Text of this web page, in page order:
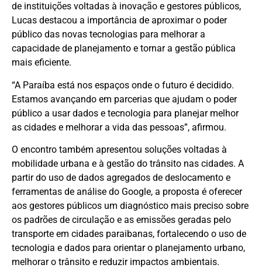
de instituições voltadas à inovação e gestores públicos,
Lucas destacou a importância de aproximar o poder
público das novas tecnologias para melhorar a
capacidade de planejamento e tornar a gestão pública
mais eficiente.
“A Paraíba está nos espaços onde o futuro é decidido.
Estamos avançando em parcerias que ajudam o poder
público a usar dados e tecnologia para planejar melhor
as cidades e melhorar a vida das pessoas”, afirmou.
O encontro também apresentou soluções voltadas à
mobilidade urbana e à gestão do trânsito nas cidades. A
partir do uso de dados agregados de deslocamento e
ferramentas de análise do Google, a proposta é oferecer
aos gestores públicos um diagnóstico mais preciso sobre
os padrões de circulação e as emissões geradas pelo
transporte em cidades paraibanas, fortalecendo o uso de
tecnologia e dados para orientar o planejamento urbano,
melhorar o trânsito e reduzir impactos ambientais.